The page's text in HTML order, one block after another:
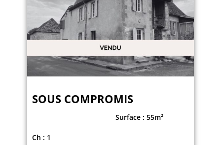
SOUS COMPROMIS
Surface : 55m²
Ch : 1